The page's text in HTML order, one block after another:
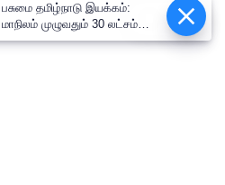
Epaper
பசுமை தமிழ்நாடு இயக்கம்:
மாநிலம் முழுவதும் 30 லட்சம்
மரக்கன்றுகள் நடும் பிரம்மாண்ட